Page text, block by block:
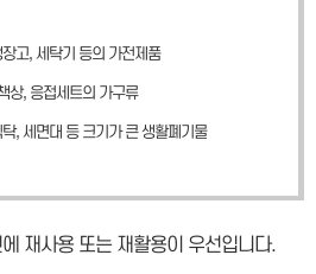
고, 세탁기 등의 가전제품
상, 응접세트의 가구류
, 세면대 등 크기가 큰 생활폐기물
재사용 또는 재활용이 우선입니다.